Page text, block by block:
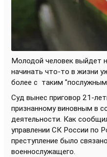
Молодой человек выйдет
начинать что-то в жизни
более с таким
Суд вынес приговор 21-
признанному виновным в
деятельности. Как
управлении СК России по
преступление было
военнослужащего.